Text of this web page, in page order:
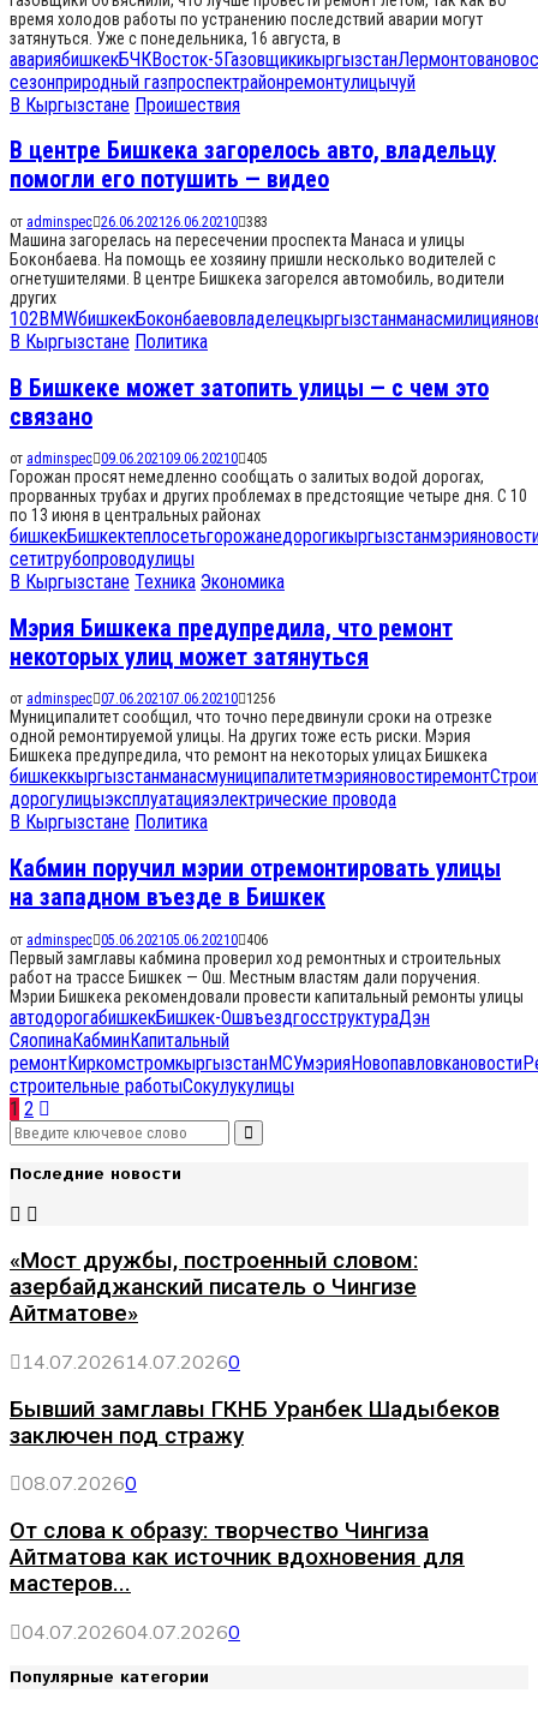
время холодов работы по устранению последствий аварии могут
затянуться. Уже с понедельника, 16 августа, в
авариябишкекБЧКВосток-5ГазовщикикыргызстанЛермонтова
сезонприродный газпроспектрайонремонтулицычуй
В Кыргызстане Проишествия
В центре Бишкека загорелось авто, владельцу
помогли его потушить — видео
от adminspec 26.06.202126.06.20210 383
Машина загорелась на пересечении проспекта Манаса и улицы
Боконбаева. На помощь ее хозяину пришли несколько водителей с
огнетушителями. В центре Бишкека загорелся автомобиль, водители
других
102BMWбишкекБоконбаевовладелецкыргызстанманасмилиция
В Кыргызстане Политика
В Бишкеке может затопить улицы — с чем это
связано
от adminspec 09.06.202109.06.20210 405
Горожан просят немедленно сообщать о залитых водой дорогах,
прорванных трубах и других проблемах в предстоящие четыре дня. С 10
по 13 июня в центральных районах
бишкекБишкектеплосетьгорожанедорогикыргызстанмэрия
сетитрубопроводулицы
В Кыргызстане Техника Экономика
Мэрия Бишкека предупредила, что ремонт
некоторых улиц может затянуться
от adminspec 07.06.202107.06.20210 1256
Муниципалитет сообщил, что точно передвинули сроки на отрезке
одной ремонтируемой улицы. На других тоже есть риски. Мэрия
Бишкека предупредила, что ремонт на некоторых улицах Бишкека
бишкеккыргызстанманасмуниципалитетмэрияновостиремонт
дорогулицыэксплуатацияэлектрические провода
В Кыргызстане Политика
Кабмин поручил мэрии отремонтировать улицы
на западном въезде в Бишкек
от adminspec 05.06.202105.06.20210 406
Первый замглавы кабмина проверил ход ремонтных и строительных
работ на трассе Бишкек — Ош. Местным властям дали поручения.
Мэрии Бишкека рекомендовали провести капитальный ремонты улицы
автодорогабишкекБишкек-ОшвъездгосструктураДэн
СяопинаКабминКапитальный
ремонтКиркомстромкыргызстанМСУмэрияНовопавловкановости
строительные работыСокулукулицы
Навигация
по
записям
1 2
Search
for:
Search
Последние новости
«Мост дружбы, построенный словом:
азербайджанский писатель о Чингизе
Айтматове»
14.07.202614.07.20260
Бывший замглавы ГКНБ Уранбек Шадыбеков
заключен под стражу
08.07.20260
От слова к образу: творчество Чингиза
Айтматова как источник вдохновения для
мастеров...
04.07.202604.07.20260
Популярные категории